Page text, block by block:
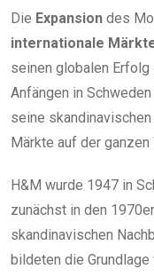
Die Expansion des
internationale
seinen globalen
Anfängen in
seine
Märkte auf der
H&M wurde 1947 in
zunächst in den
skandinavischen
bildeten die